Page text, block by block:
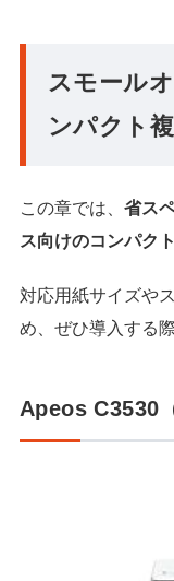
スモール
ンパクト
この章では、 省ス
ス向けのコンパク
対応用紙サイズや
め、ぜひ導入する
Apeos C3530